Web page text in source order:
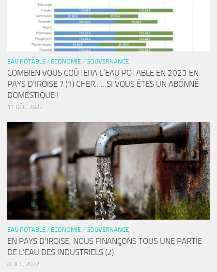
EAU POTABLE / ECONOMIE / GOUVERNANCE
COMBIEN VOUS COÛTERA L’EAU POTABLE EN 2023 EN
PAYS D’IROISE ? (1) CHER……SI VOUS ÊTES UN ABONNÉ
DOMESTIQUE !
11 DÉC, 2022
EAU POTABLE / ECONOMIE / GOUVERNANCE
EN PAYS D’IROISE, NOUS FINANÇONS TOUS UNE PARTIE
DE L’EAU DES INDUSTRIELS (2)
8 DÉC, 2022